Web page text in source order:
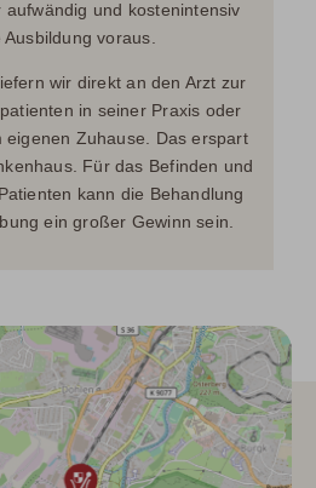
und kostenintensiv
voraus.
wir direkt an den Arzt zur
in seiner Praxis oder
eigenen Zuhause. Das erspart
Für das Befinden und
kann die Behandlung
ein großer Gewinn sein.